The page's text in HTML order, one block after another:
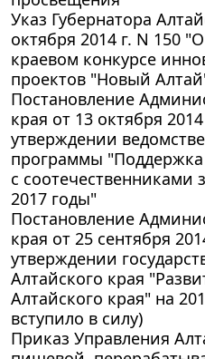
Указ Губернатора
октября 2014 г. N 150
краевом конкурсе
проектов "Новый
Постановление
края от 13 октября
утверждении
программы "Поддержка
с соотечественниками
2017 годы"
Постановление
края от 25 сентября
утверждении
Алтайского края
Алтайского края" на
вступило в силу)
Приказ Управления